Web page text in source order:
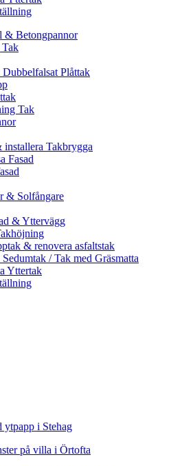
& Betongpannor
Plåttak
Tak
Takbrygga
Fasad
& Solfångare
& Yttervägg
& renovera asfaltstak
/ Tak med Gräsmatta
Yttertak
ytpapp i Stehag
på villa i Örtofta